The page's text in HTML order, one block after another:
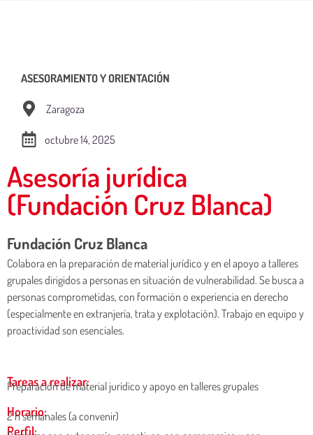
ASESORAMIENTO Y ORIENTACIÓN
Zaragoza
octubre 14, 2025
Asesoría jurídica
(Fundación Cruz Blanca)
Fundación Cruz Blanca
Colabora en la preparación de material jurídico y en el apoyo a talleres
grupales dirigidos a personas en situación de vulnerabilidad. Se busca a
personas comprometidas, con formación o experiencia en derecho
(especialmente en extranjería, trata y explotación). Trabajo en equipo y
proactividad son esenciales.
Tareas a realizar:
Preparación de material jurídico y apoyo en talleres grupales
Horario:
2 h semanales (a convenir)
Perfil: